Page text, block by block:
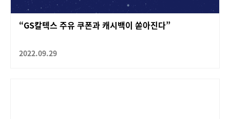
“GS칼텍스 주유 쿠폰과 캐시백이 쏟아진다”
2022.09.29